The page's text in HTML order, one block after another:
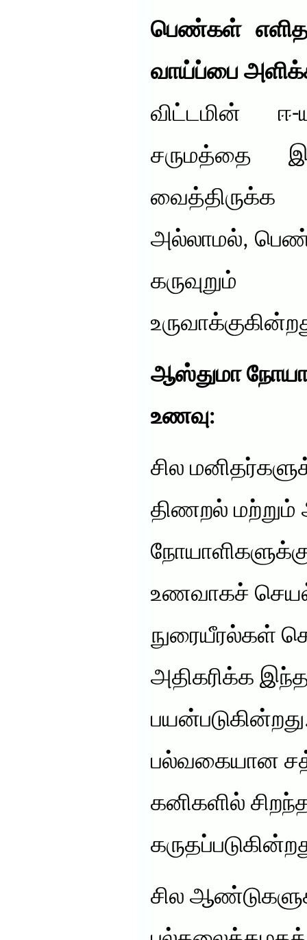
பெண்கள்
வாய்ப்பை
விட்டமின்
சருமத்தை
வைத்திருக்க
அல்லாமல்,
ஆஸ்துமா
உணவு:
சில
திணறல் மற்றும்
உணவாகச்
நுரையீரல்கள்
அதிகரிக்க
பல்வகையான
கனிகளில்
சில